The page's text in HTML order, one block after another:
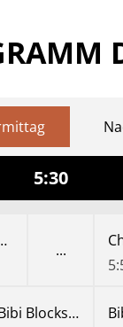
5:30
Seen
Bibi Blocksberg